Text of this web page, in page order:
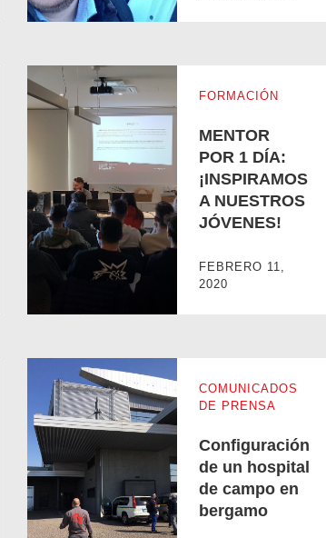
invitado especial
MENTOR POR 1 DÍA: ¡INSPIRAMOS A
FORMACIÓN
MENTOR
POR 1 DÍA:
¡INSPIRAMOS
A NUESTROS
JÓVENES!
FEBRERO 11,
2020
COMUNICADOS
DE PRENSA
Configuración
de un hospital
de campo en
bergamo